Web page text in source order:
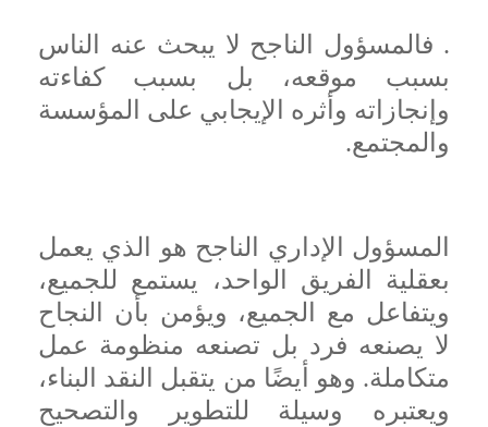
. فالمسؤول الناجح لا يبحث عنه الناس
بسبب موقعه، بل بسبب كفاءته
وإنجازاته وأثره الإيجابي على المؤسسة
والمجتمع.
المسؤول الإداري الناجح هو الذي يعمل
بعقلية الفريق الواحد، يستمع للجميع،
ويتفاعل مع الجميع، ويؤمن بأن النجاح
لا يصنعه فرد بل تصنعه منظومة عمل
متكاملة. وهو أيضًا من يتقبل النقد البناء،
ويعتبره وسيلة للتطوير والتصحيح